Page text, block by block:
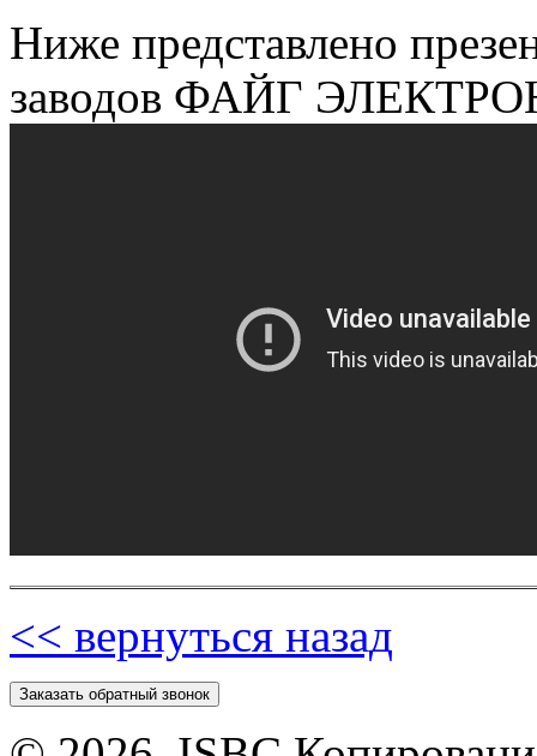
Ниже представлено
заводов ФАЙГ
<< вернуться назад
Заказать обратный звонок